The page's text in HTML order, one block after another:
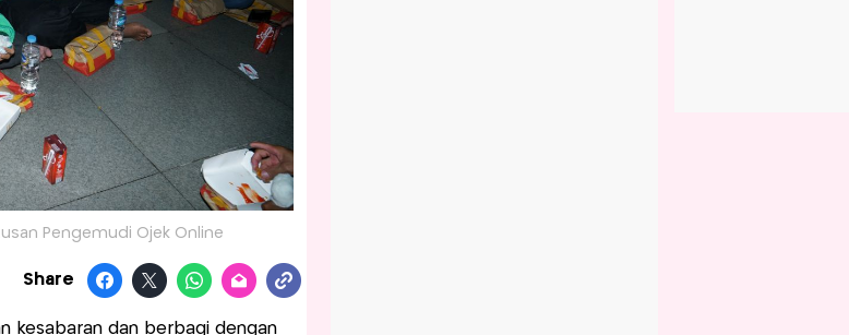
Pengemudi Ojek Online
Share
kesabaran dan berbagi dengan